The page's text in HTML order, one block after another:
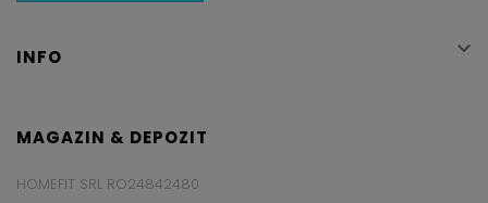
INFO 
MAGAZIN & DEPOZIT
HOMEFIT SRL RO24842480